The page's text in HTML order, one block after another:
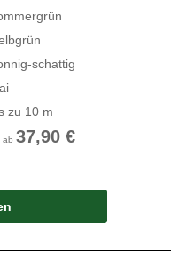
schattig
zu 10 m
ab 37,90 €